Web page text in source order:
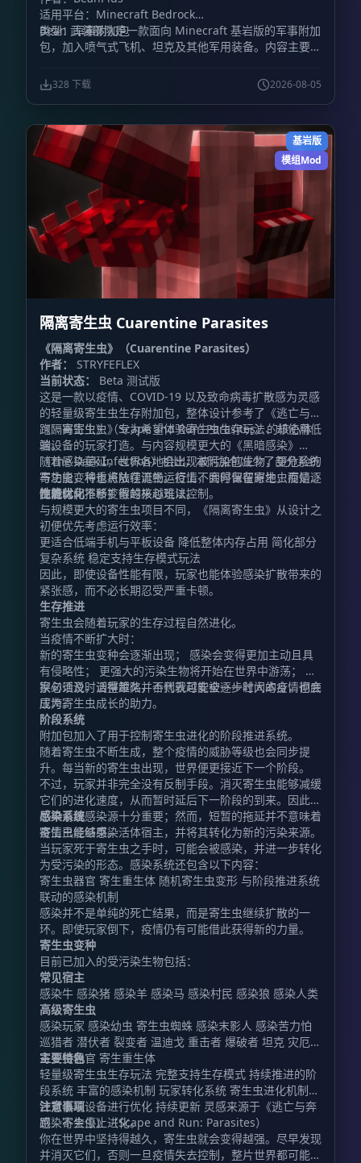
适用平台：Minecraft Bedrock
类型：军事附加包
Bean 武装部队是一款面向 Minecraft 基岩版的军事附加
包，加入喷气式飞机、坦克及其他军用装备。内容主要围
炮、防毒面具、枪械等地面装备。
328 下载 2026-08-05
基岩版
模组Mod
隔离寄生虫 Cuarentine Parasites
《隔离寄生虫》（Cuarentine Parasites）
作者：
STRYFEFLEX
当前状态：
Beta 测试版
这是一款以疫情、COVID-19 以及致命病毒扩散感为灵感
的轻量级寄生虫生存附加包，整体设计参考了《逃亡与奔
跑：寄生虫》（Scape and Run: Parasites）的核心体
验。
《隔离寄生虫》专为希望体验寄生虫生存玩法、却使用低
端设备的玩家打造。与内容规模更大的《黑暗感染》
（The Dark Infection）相比，本附加包减少了部分系统
与功能，将重点放在流畅运行上，同时保留寄生虫疫情逐
步进化、不断扩散的核心玩法。
随着感染蔓延，世界各地会出现被污染的生物，更危险的
寄生虫变种也将陆续诞生。疫情不会停留在原地，而是会
随着时间推移变得越来越难以控制。
性能优化
与规模更大的寄生虫项目不同，《隔离寄生虫》从设计之
初便优先考虑运行效率：
更适合低端手机与平板设备 降低整体内存占用 简化部分
复杂系统 稳定支持生存模式玩法
因此，即使设备性能有限，玩家也能体验感染扩散带来的
紧张感，而不必长期忍受严重卡顿。
生存推进
寄生虫会随着玩家的生存过程自然进化。
当疫情不断扩大时：
新的寄生虫变种会逐渐出现； 感染会变得更加主动且具
有侵略性； 更强大的污染生物将开始在世界中游荡； 玩
家必须及时调整策略，否则就可能被逐步壮大的疫情彻底
压垮。
换句话说，活得越久并不代表越安全——时间本身，也会
成为寄生虫成长的助力。
阶段系统
附加包加入了用于控制寄生虫进化的阶段推进系统。
随着寄生虫不断生成，整个疫情的威胁等级也会同步提
升。每当新的寄生虫出现，世界便更接近下一个阶段。
不过，玩家并非完全没有反制手段。消灭寄生虫能够减缓
它们的进化速度，从而暂时延后下一阶段的到来。因此，
尽早清理感染源十分重要；然而，短暂的拖延并不意味着
疫情已经结束。
感染系统
寄生虫能够感染活体宿主，并将其转化为新的污染来源。
当玩家死于寄生虫之手时，可能会被感染，并进一步转化
为受污染的形态。感染系统还包含以下内容：
寄生虫器官 寄生重生体 随机寄生虫变形 与阶段推进系统
联动的感染机制
感染并不是单纯的死亡结果，而是寄生虫继续扩散的一
环。即使玩家倒下，疫情仍有可能借此获得新的力量。
寄生虫变种
目前已加入的受污染生物包括：
常见宿主
感染牛 感染猪 感染羊 感染马 感染村民 感染狼 感染人类
高级寄生虫
感染玩家 感染幼虫 寄生虫蜘蛛 感染末影人 感染苦力怕
巡猎者 潜伏者 裂变者 温迪戈 重击者 爆破者 坦克 灾厄者
寄生虫器官 寄生重生体
主要特色
轻量级寄生虫生存玩法 完整支持生存模式 持续推进的阶
段系统 丰富的感染机制 玩家转化系统 寄生虫进化机制
针对低端设备进行优化 持续更新 灵感来源于《逃亡与奔
跑：寄生虫》（Scape and Run: Parasites）
注意事项
感染不会停止进化。
你在世界中坚持得越久，寄生虫就会变得越强。尽早发现
并消灭它们，否则一旦疫情失去控制，整片世界都可能被